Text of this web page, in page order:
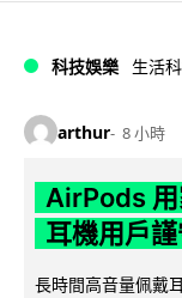
科技娛樂 生活
arthur 8 小時
AirPods 用
耳機用戶
長時間高音量佩戴